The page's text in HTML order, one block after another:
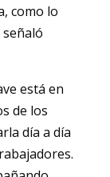
como lo
está en
de los
día a día